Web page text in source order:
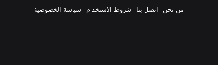
من نحن اتصل بنا شروط الاستخدام سياسة الخصوصية